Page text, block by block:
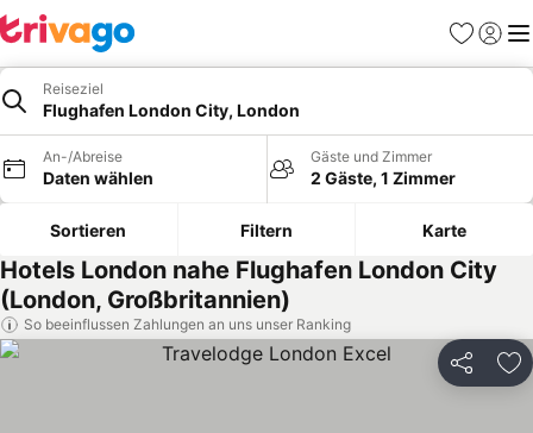
Favoriten
Reiseziel
Flughafen London City, London
An-/Abreise
Daten wählen
Gäste und Zimmer
2 Gäste, 1 Zimmer
Sortieren Filtern Karte
Hotels London nahe Flughafen London City
(London, Großbritannien)
So beeinflussen Zahlungen an uns unser Ranking
Teilen